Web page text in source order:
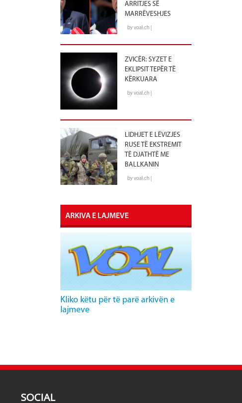
ARRITJES SË
MARRËVESHJES
by voal.ch |
ZVICËR: SYZET E
EKLIPSIT TEPËR TË
KËRKUARA
by voal.ch |
LIDHJET E LËVIZJES
RUSE TË EKSTREMIT
TË DJATHTË ME
BALLKANIN
by voal.ch |
ARKIVA E LAJMEVE
Kliko këtu për të parë arkivën e
lajmeve
SOCIAL